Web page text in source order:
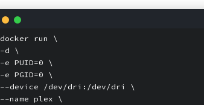
docker run \
-d \
-e PUID=0 \
-e PGID=0 \
--device /dev/dri:/dev/dri \
--name plex \